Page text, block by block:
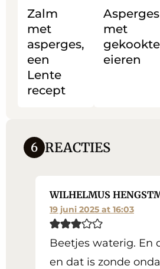
Zalm
met
asperges,
een
Lente
recept
met
asperges,
Lente
recept
Asperges
met
gekookte
eieren
met
gekookte
eieren
6 REACTIES
WILHELMUS
19 juni 2025 at 16:03
Beetjes waterig. En
en dat is zonde